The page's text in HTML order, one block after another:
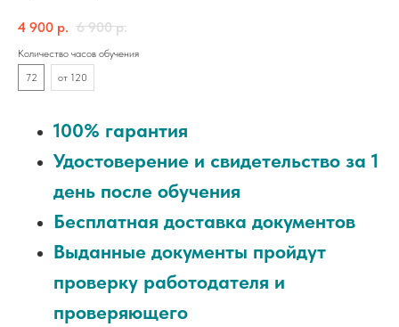
4 900 р. 6 900 р.
Количество часов обучения
72
от 120
100% гарантия
Удостоверение и свидетельство за 1
день после обучения
Бесплатная доставка документов
Выданные документы пройдут
проверку работодателя и
проверяющего